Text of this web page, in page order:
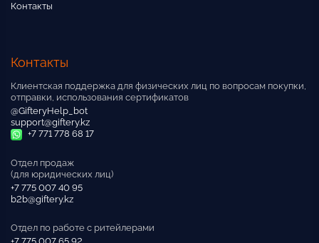
Контакты
Контакты
Клиентская поддержка для физических лиц по вопросам покупки,
отправки, использования сертификатов
@GifteryHelp_bot
support@giftery.kz
+7 771 778 68 17
Отдел продаж
(для юридических лиц)
+7 775 007 40 95
b2b@giftery.kz
Отдел по работе с ритейлерами